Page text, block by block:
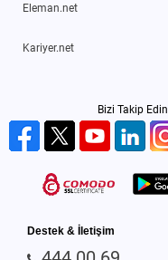
Eleman.net
Kariyer.net
Bizi Takip Edin
Destek & İletişim